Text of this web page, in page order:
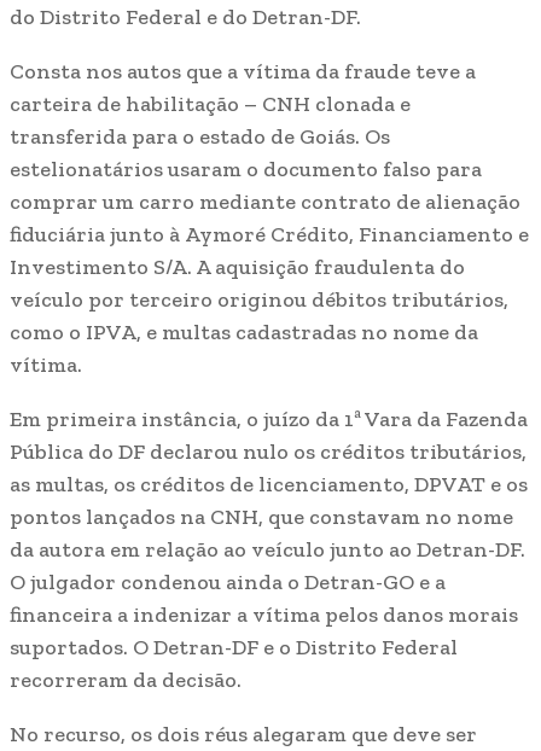
do Distrito Federal e do Detran-DF.
Consta nos autos que a vítima da fraude teve a
carteira de habilitação – CNH clonada e
transferida para o estado de Goiás. Os
estelionatários usaram o documento falso para
comprar um carro mediante contrato de alienação
fiduciária junto à Aymoré Crédito, Financiamento e
Investimento S/A. A aquisição fraudulenta do
veículo por terceiro originou débitos tributários,
como o IPVA, e multas cadastradas no nome da
vítima.
Em primeira instância, o juízo da 1ª Vara da Fazenda
Pública do DF declarou nulo os créditos tributários,
as multas, os créditos de licenciamento, DPVAT e os
pontos lançados na CNH, que constavam no nome
da autora em relação ao veículo junto ao Detran-DF.
O julgador condenou ainda o Detran-GO e a
financeira a indenizar a vítima pelos danos morais
suportados. O Detran-DF e o Distrito Federal
recorreram da decisão.
No recurso, os dois réus alegaram que deve ser